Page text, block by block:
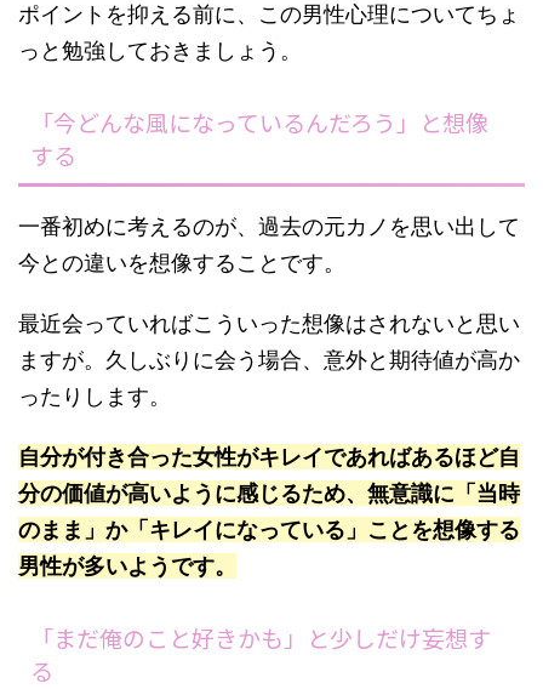
ポイントを抑える前に、この男性心理についてちょ
っと勉強しておきましょう。
「今どんな風になっているんだろう」と想像
する
一番初めに考えるのが、過去の元カノを思い出して
今との違いを想像することです。
最近会っていればこういった想像はされないと思い
ますが。久しぶりに会う場合、意外と期待値が高か
ったりします。
自分が付き合った女性がキレイであればあるほど自
分の価値が高いように感じるため、無意識に「当時
のまま」か「キレイになっている」ことを想像する
男性が多いようです。
「まだ俺のこと好きかも」と少しだけ妄想す
る